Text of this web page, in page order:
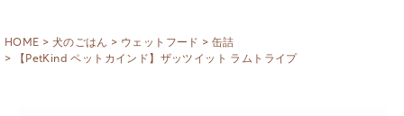
HOME 犬のごはん ウェットフード
缶詰
【PetKind ペットカインド】ザッツイット ラムトライプ